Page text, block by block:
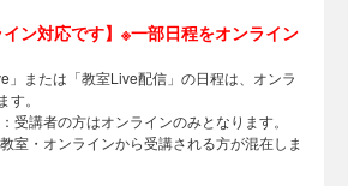
イン対応です】※一部日程をオンライン
」または「教室Live配信」の日程は、オンラ
。
受講者の方はオンラインのみとなります。
室・オンラインから受講される方が混在しま